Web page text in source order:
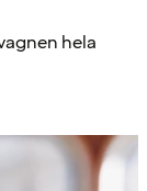
hela